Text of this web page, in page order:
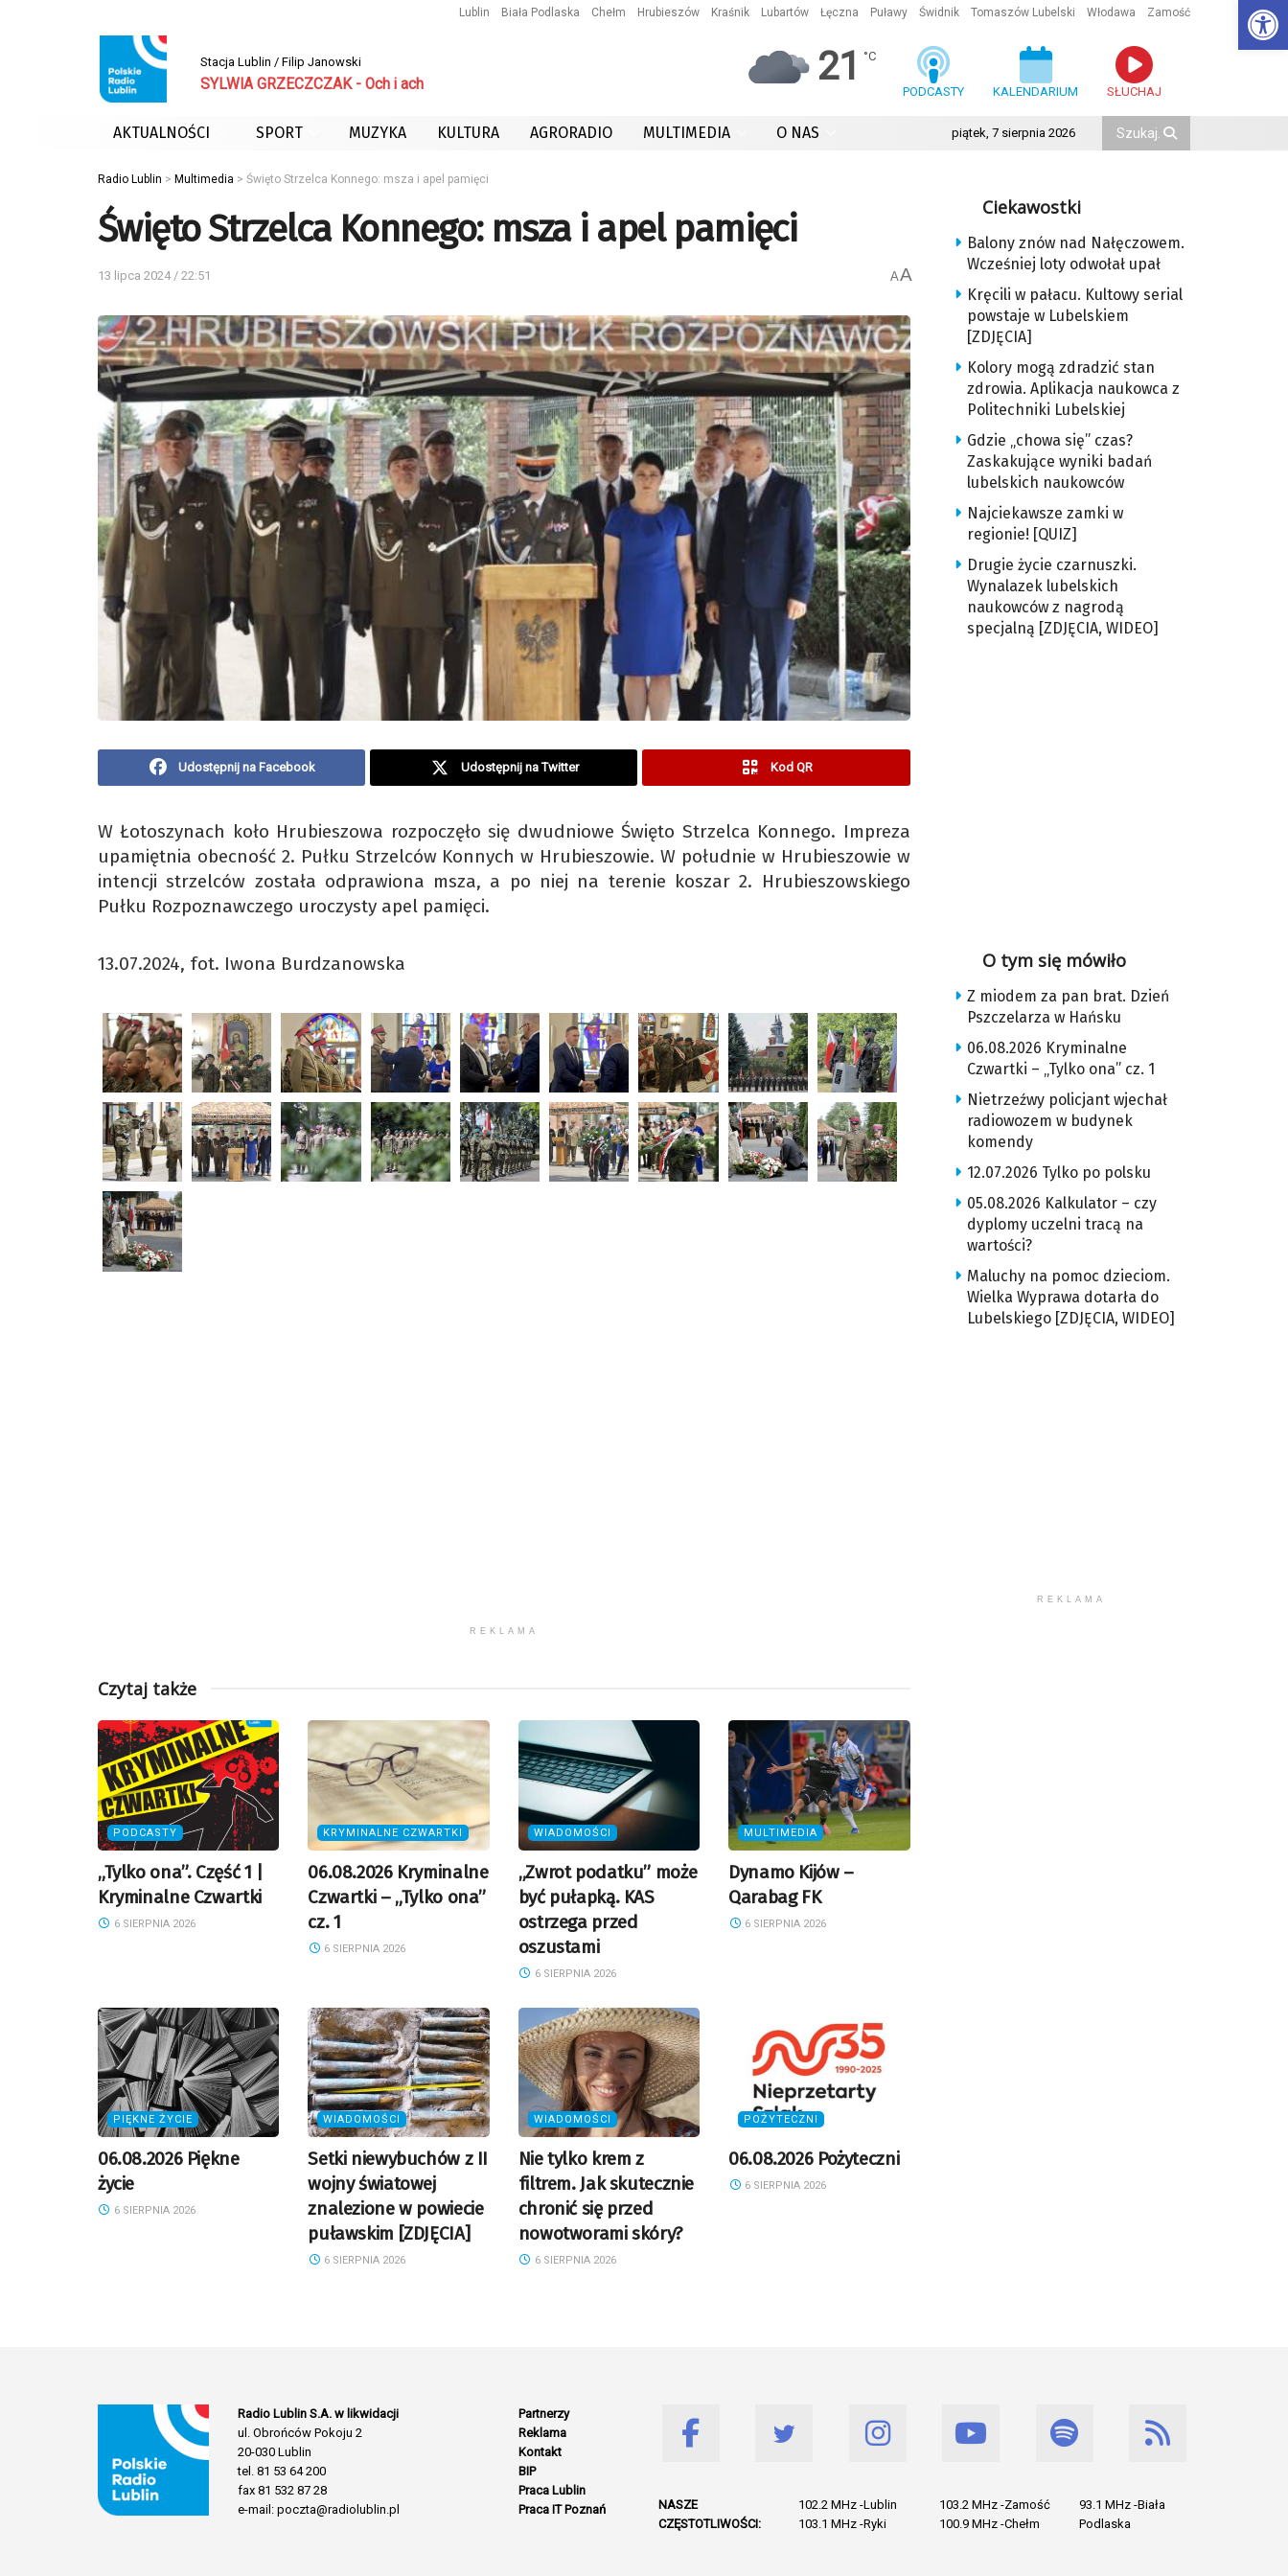
Lublin Biała Podlaska Chełm Hrubieszów Kraśnik Lubartów Łęczna Puławy Świdnik Tomaszów Lubelski Włodawa Zamość
Stacja Lublin / Filip Janowski
SYLWIA GRZECZCZAK - Och i ach 21 °C
PODCASTY KALENDARIUM SŁUCHAJ
AKTUALNOŚCI SPORT MUZYKA KULTURA AGRORADIO MULTIMEDIA O NAS piątek, 7 sierpnia 2026
Radio Lublin > Multimedia > Święto Strzelca Konnego: msza i apel pamięci
Święto Strzelca Konnego: msza i apel pamięci
13 lipca 2024 / 22:51 AA
Udostępnij na Facebook Udostępnij na Twitter Kod QR
W Łotoszynach koło Hrubieszowa rozpoczęło się dwudniowe Święto Strzelca Konnego. Impreza
upamiętnia obecność 2. Pułku Strzelców Konnych w Hrubieszowie. W południe w Hrubieszowie w
intencji strzelców została odprawiona msza, a po niej na terenie koszar 2. Hrubieszowskiego
Pułku Rozpoznawczego uroczysty apel pamięci.
13.07.2024, fot. Iwona Burdzanowska
REKLAMA
Czytaj także
PODCASTY
„Tylko ona”. Część 1 |
Kryminalne Czwartki
6 SIERPNIA 2026
KRYMINALNE CZWARTKI
06.08.2026 Kryminalne
Czwartki – „Tylko ona”
cz. 1
6 SIERPNIA 2026
WIADOMOŚCI
„Zwrot podatku” może
być pułapką. KAS
ostrzega przed
oszustami
6 SIERPNIA 2026
MULTIMEDIA
Dynamo Kijów –
Qarabag FK
6 SIERPNIA 2026
PIĘKNE ŻYCIE
06.08.2026 Piękne
życie
6 SIERPNIA 2026
WIADOMOŚCI
Setki niewybuchów z II
wojny światowej
znalezione w powiecie
puławskim [ZDJĘCIA]
6 SIERPNIA 2026
WIADOMOŚCI
Nie tylko krem z
filtrem. Jak skutecznie
chronić się przed
nowotworami skóry?
6 SIERPNIA 2026
POŻYTECZNI
06.08.2026 Pożyteczni
6 SIERPNIA 2026
Ciekawostki
Balony znów nad Nałęczowem.
Wcześniej loty odwołał upał
Kręcili w pałacu. Kultowy serial
powstaje w Lubelskiem
[ZDJĘCIA]
Kolory mogą zdradzić stan
zdrowia. Aplikacja naukowca z
Politechniki Lubelskiej
Gdzie „chowa się” czas?
Zaskakujące wyniki badań
lubelskich naukowców
Najciekawsze zamki w
regionie! [QUIZ]
Drugie życie czarnuszki.
Wynalazek lubelskich
naukowców z nagrodą
specjalną [ZDJĘCIA, WIDEO]
O tym się mówiło
Z miodem za pan brat. Dzień
Pszczelarza w Hańsku
06.08.2026 Kryminalne
Czwartki – „Tylko ona” cz. 1
Nietrzeźwy policjant wjechał
radiowozem w budynek
komendy
12.07.2026 Tylko po polsku
05.08.2026 Kalkulator – czy
dyplomy uczelni tracą na
wartości?
Maluchy na pomoc dzieciom.
Wielka Wyprawa dotarła do
Lubelskiego [ZDJĘCIA, WIDEO]
REKLAMA
Radio Lublin S.A. w likwidacji
ul. Obrońców Pokoju 2
20-030 Lublin
tel. 81 53 64 200
fax 81 532 87 28
e-mail: poczta@radiolublin.pl
Partnerzy
Reklama
Kontakt
BIP
Praca Lublin
Praca IT Poznań
NASZE
CZĘSTOTLIWOŚCI:
102.2 MHz -Lublin
103.1 MHz -Ryki
103.2 MHz -Zamość
100.9 MHz -Chełm
93.1 MHz -Biała
Podlaska